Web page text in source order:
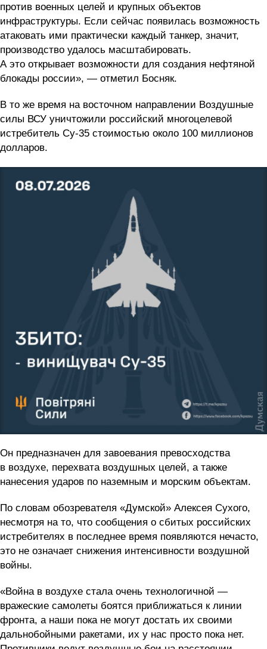
против военных целей и крупных объектов
инфраструктуры. Если сейчас появилась возможность
атаковать ими практически каждый танкер, значит,
производство удалось масштабировать.
А это открывает возможности для создания нефтяной
блокады россии», — отметил Босняк.
В то же время на восточном направлении Воздушные
силы ВСУ уничтожили российский многоцелевой
истребитель Су-35 стоимостью около 100 миллионов
долларов.
Он предназначен для завоевания превосходства
в воздухе, перехвата воздушных целей, а также
нанесения ударов по наземным и морским объектам.
По словам обозревателя «Думской» Алексея Сухого,
несмотря на то, что сообщения о сбитых российских
истребителях в последнее время появляются нечасто,
это не означает снижения интенсивности воздушной
войны.
«Война в воздухе стала очень технологичной —
вражеские самолеты боятся приближаться к линии
фронта, а наши пока не могут достать их своими
дальнобойными ракетами, их у нас просто пока нет.